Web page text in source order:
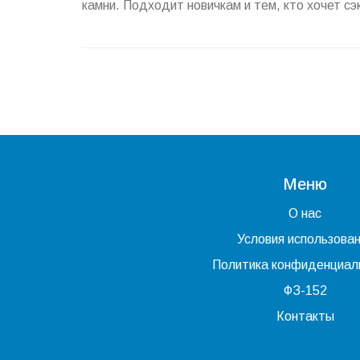
камни. Подходит новичкам и тем, кто хочет
Меню
О нас
Условия
Политика
ФЗ-152
Контакты